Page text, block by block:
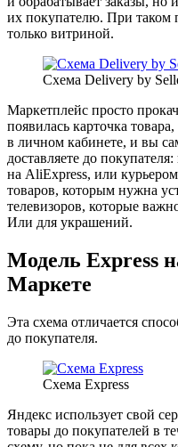
их покупателю. При таком
только витриной.
Схема Delivery by
Маркетплейс просто
появилась карточка
в личном кабинете, и вы
доставляете до
на AliExpress, или
товаров, которым нужна
телевизоров, которые
Или для украшений.
Модель Express
Маркете
Эта схема отличается
до покупателя.
Схема Express
Яндекс использует свой
товары до покупателей в